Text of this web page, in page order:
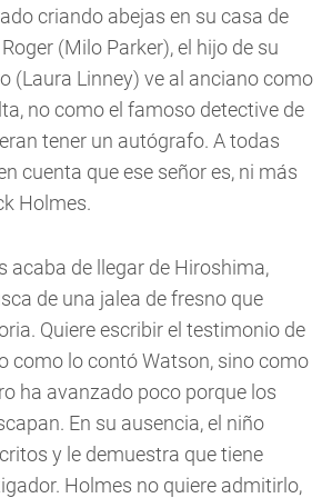
criando abejas en su casa de
(Milo Parker), el hijo de su
(Laura Linney) ve al anciano como
no como el famoso detective de
tener un autógrafo. A todas
cuenta que ese señor es, ni más
Holmes.
acaba de llegar de Hiroshima,
de una jalea de fresno que
Quiere escribir el testimonio de
como lo contó Watson, sino como
ha avanzado poco porque los
En su ausencia, el niño
y le demuestra que tiene
Holmes no quiere admitirlo,